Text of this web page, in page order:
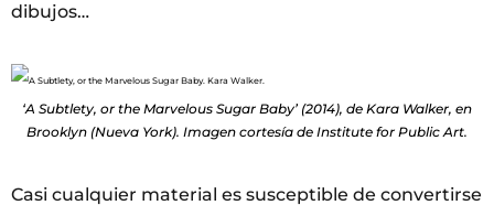
dibujos…
‘A Subtlety, or the Marvelous Sugar Baby’ (2014), de Kara Walker, en
Brooklyn (Nueva York). Imagen cortesía de Institute for Public Art.
Casi cualquier material es susceptible de convertirse